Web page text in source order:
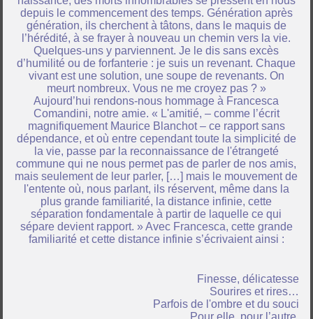
depuis le commencement des temps. Génération après
génération, ils cherchent à tâtons, dans le maquis de
l’hérédité, à se frayer à nouveau un chemin vers la vie.
Quelques-uns y parviennent. Je le dis sans excès
d’humilité ou de forfanterie : je suis un revenant. Chaque
vivant est une solution, une soupe de revenants. On
meurt nombreux. Vous ne me croyez pas ? »
Aujourd’hui rendons-nous hommage à Francesca
Comandini, notre amie. « L'amitié, – comme l’écrit
magnifiquement Maurice Blanchot – ce rapport sans
dépendance, et où entre cependant toute la simplicité de
la vie, passe par la reconnaissance de l'étrangeté
commune qui ne nous permet pas de parler de nos amis,
mais seulement de leur parler, […] mais le mouvement de
l'entente où, nous parlant, ils réservent, même dans la
plus grande familiarité, la distance infinie, cette
séparation fondamentale à partir de laquelle ce qui
sépare devient rapport. » Avec Francesca, cette grande
familiarité et cette distance infinie s’écrivaient ainsi :
Finesse, délicatesse
Sourires et rires…
Parfois de l'ombre et du souci